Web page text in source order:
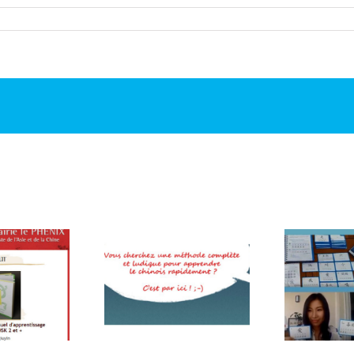
Beijing
dans le guide
meilleures
pour
le chinois
rapidement !
Top chinois et Beijing
Cursus : vos meilleurs
guides linguistiques et